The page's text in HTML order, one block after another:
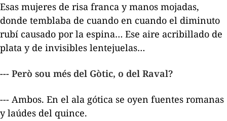
Esas mujeres de risa franca y manos mojadas,
donde temblaba de cuando en cuando el diminuto
rubí causado por la espina… Ese aire acribillado de
plata y de invisibles lentejuelas…
--- Però sou més del Gòtic, o del Raval?
--- Ambos. En el ala gótica se oyen fuentes romanas
y laúdes del quince.